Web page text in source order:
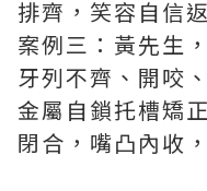
排齊，笑容自信
案例三：黃先生
牙列不齊、開咬
金屬自鎖托槽矯
閉合，嘴凸內收